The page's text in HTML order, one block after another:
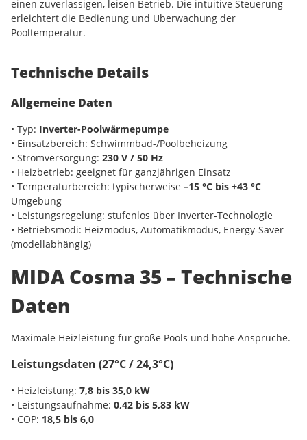
einen zuverlässigen, leisen Betrieb. Die intuitive Steuerung
erleichtert die Bedienung und Überwachung der
Pooltemperatur.
Technische Details
Allgemeine Daten
• Typ: Inverter-Poolwärmepumpe
• Einsatzbereich: Schwimmbad-/Poolbeheizung
• Stromversorgung: 230 V / 50 Hz
• Heizbetrieb: geeignet für ganzjährigen Einsatz
• Temperaturbereich: typischerweise –15 °C bis +43 °C
Umgebung
• Leistungsregelung: stufenlos über Inverter-Technologie
• Betriebsmodi: Heizmodus, Automatikmodus, Energy-Saver
(modellabhängig)
MIDA Cosma 35 – Technische
Daten
Maximale Heizleistung für große Pools und hohe Ansprüche.
Leistungsdaten (27°C / 24,3°C)
• Heizleistung: 7,8 bis 35,0 kW
• Leistungsaufnahme: 0,42 bis 5,83 kW
• COP: 18,5 bis 6,0